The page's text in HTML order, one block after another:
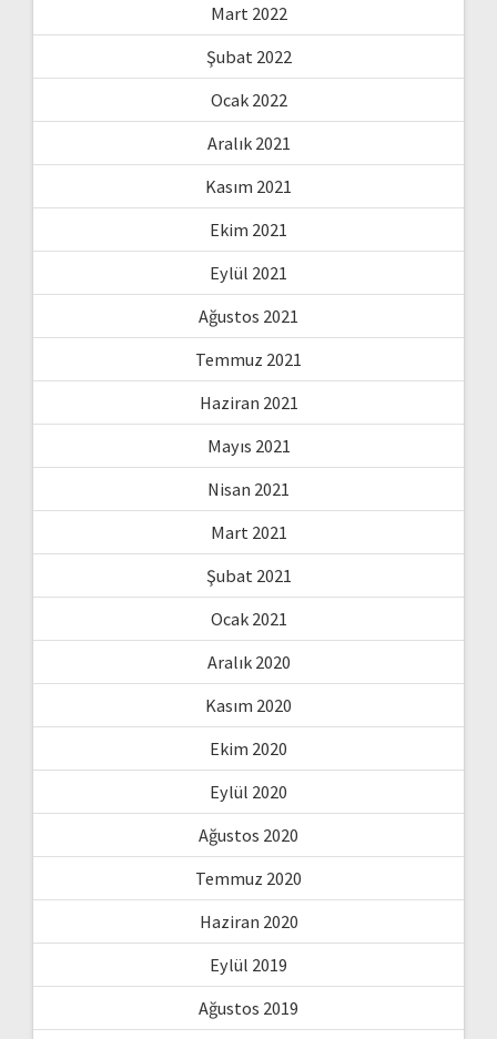
Mart 2022
Şubat 2022
Ocak 2022
Aralık 2021
Kasım 2021
Ekim 2021
Eylül 2021
Ağustos 2021
Temmuz 2021
Haziran 2021
Mayıs 2021
Nisan 2021
Mart 2021
Şubat 2021
Ocak 2021
Aralık 2020
Kasım 2020
Ekim 2020
Eylül 2020
Ağustos 2020
Temmuz 2020
Haziran 2020
Eylül 2019
Ağustos 2019